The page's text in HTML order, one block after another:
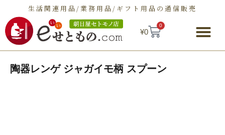
生活関連用品/業務用品/ギフト用品の通信販売
¥0
0
陶器レンゲ ジャガイモ柄 スプーン